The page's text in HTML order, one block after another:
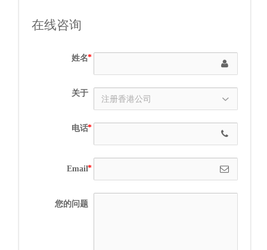
在线咨询
姓名
关于
电话
Email
您的问题